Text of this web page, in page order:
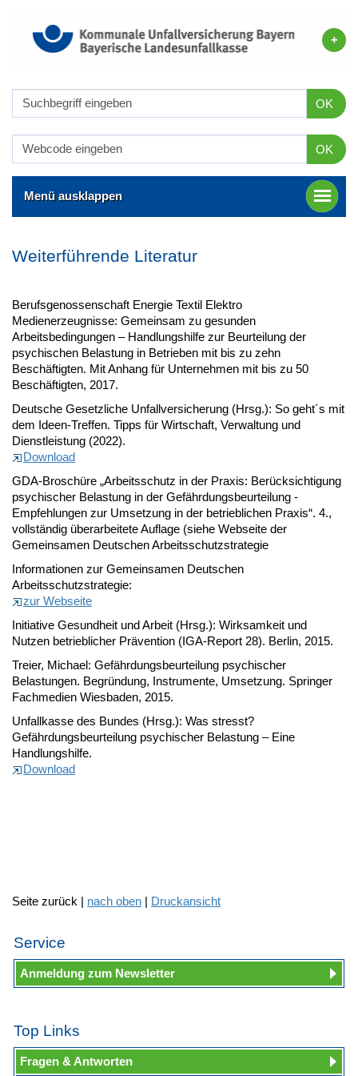
OK
OK
Menü ausklappen
Weiterführende Literatur
Berufsgenossenschaft Energie Textil Elektro
Medienerzeugnisse: Gemeinsam zu gesunden
Arbeitsbedingungen – Handlungshilfe zur Beurteilung der
psychischen Belastung in Betrieben mit bis zu zehn
Beschäftigten. Mit Anhang für Unternehmen mit bis zu 50
Beschäftigten, 2017.
Deutsche Gesetzliche Unfallversicherung (Hrsg.): So geht´s mit
dem Ideen-Treffen. Tipps für Wirtschaft, Verwaltung und
Dienstleistung (2022).
Download
GDA-Broschüre „Arbeitsschutz in der Praxis: Berücksichtigung
psychischer Belastung in der Gefährdungsbeurteilung -
Empfehlungen zur Umsetzung in der betrieblichen Praxis“. 4.,
vollständig überarbeitete Auflage (siehe Webseite der
Gemeinsamen Deutschen Arbeitsschutzstrategie
Informationen zur Gemeinsamen Deutschen
Arbeitsschutzstrategie:
zur Webseite
Initiative Gesundheit und Arbeit (Hrsg.): Wirksamkeit und
Nutzen betrieblicher Prävention (IGA-Report 28). Berlin, 2015.
Treier, Michael: Gefährdungsbeurteilung psychischer
Belastungen. Begründung, Instrumente, Umsetzung. Springer
Fachmedien Wiesbaden, 2015.
Unfallkasse des Bundes (Hrsg.): Was stresst?
Gefährdungsbeurteilung psychischer Belastung – Eine
Handlungshilfe.
Download
Seite zurück | nach oben | Druckansicht
Service
Anmeldung zum Newsletter
Top Links
Fragen & Antworten